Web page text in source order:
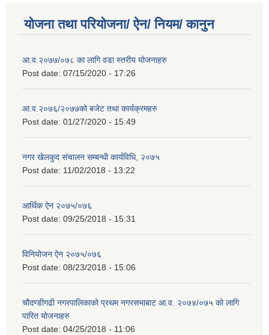
योजना तथा परियोजना/ ऐन/ नियम/ कानुन
आ.व.२०७७/०७८ का लागि वडा स्तरीय योजनाहरु
Post date: 07/15/2020 - 17:26
आ.व.२०७६/२०७७को बजेट तथा कार्यक्रमहरु
Post date: 01/27/2020 - 15:49
नगर खेलकुद संचालन सम्बन्धी कार्यविधि, २०७५
Post date: 11/02/2018 - 13:22
आर्थिक ऐन २०७५/०७६
Post date: 09/25/2018 - 15:31
विनियोजन ऐन २०७५/०७६
Post date: 08/23/2018 - 15:06
चौदण्डीगढी नगरपालिकाको प्रथम नगरसभाबाट आ.व. २०७४/०७५ को लागि
पारित योजनाहरु
Post date: 04/25/2018 - 11:06